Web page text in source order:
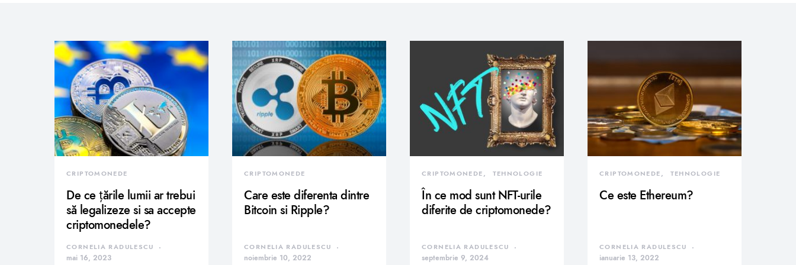
CRIPTOMONEDE
De ce țările lumii ar trebui
să legalizeze si sa accepte
criptomonedele?
CORNELIA RADULESCU
mai 16, 2023
CRIPTOMONEDE
Care este diferenta dintre
Bitcoin si Ripple?
CORNELIA RADULESCU
noiembrie 10, 2022
CRIPTOMONEDE TEHNOLOGIE
În ce mod sunt NFT-urile
diferite de criptomonede?
CORNELIA RADULESCU
septembrie 9, 2024
CRIPTOMONEDE TEHNOLOGIE
Ce este Ethereum?
CORNELIA RADULESCU
ianuarie 13, 2022